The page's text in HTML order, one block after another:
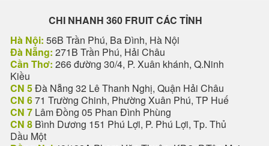
CHI NHANH 360 FRUIT CÁC TỈNH
Hà Nội: 56B Trần Phú, Ba Đình, Hà Nội
Đà Nẵng: 271B Trần Phú, Hải Châu
Cần Thơ: 266 đường 30/4, P. Xuân khánh, Q.Ninh
Kiều
CN 5Đà Nẵng 32 Lê Thanh Nghị, Quận Hải Châu
CN 671 Trường Chinh, Phường Xuân Phú, TP Huế
CN 7 Lâm Đồng 05 Phan Đình Phùng
CN 8 Bình Dương 151 Phú Lợi, P. Phú Lợi, Tp. Thủ
Dầu Một